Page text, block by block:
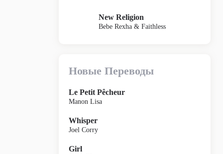
New Religion
Bebe Rexha & Faithless
Новые Переводы
Le Petit Pêcheur
Manon Lisa
Whisper
Joel Corry
Girl